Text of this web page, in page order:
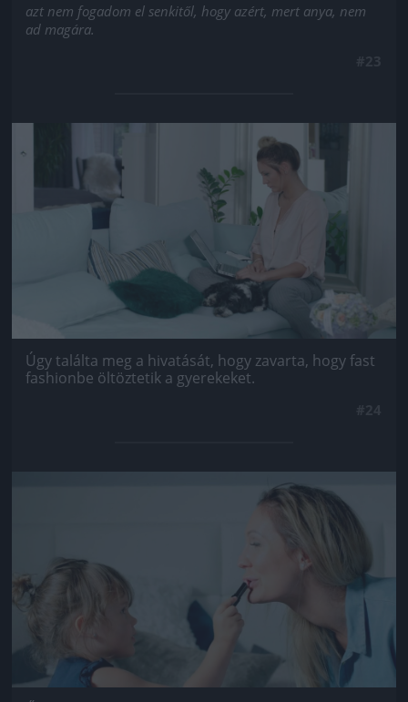
azt nem fogadom el senkitől, hogy azért, mert anya, nem
ad magára.
Jön még kép!
Úgy találta meg a hivatását, hogy zavarta, hogy fast
fashionbe öltöztetik a gyerekeket.
Jön még kép!